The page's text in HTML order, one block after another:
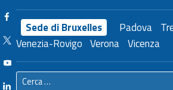
Sede di Bruxelles Padova
Venezia-Rovigo Verona Vicenza
Facebook Unioncamere Veneto
Twitter Unioncamere Veneto
Youtube Unioncamere Veneto
Linkedin Unioncamere Veneto
Ricerca per: